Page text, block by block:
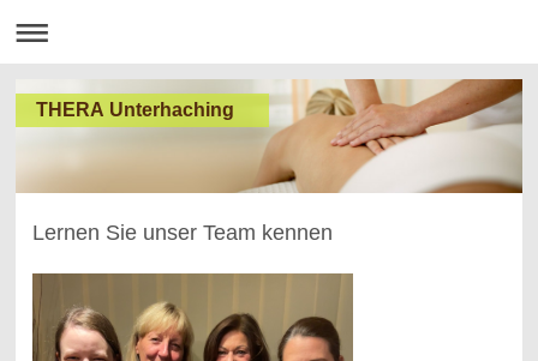
THERA Unterhaching
Lernen Sie unser Team kennen